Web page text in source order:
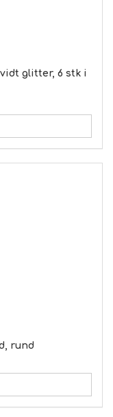
glitter, 6 stk i
rund